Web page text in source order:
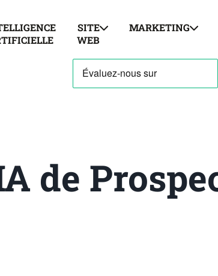
SITE
WEB
MARKETING
de